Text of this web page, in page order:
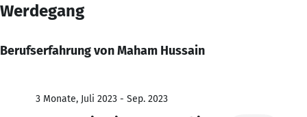
Werdegang
Berufserfahrung von Maham Hussain
3 Monate, Juli 2023 - Sep. 2023